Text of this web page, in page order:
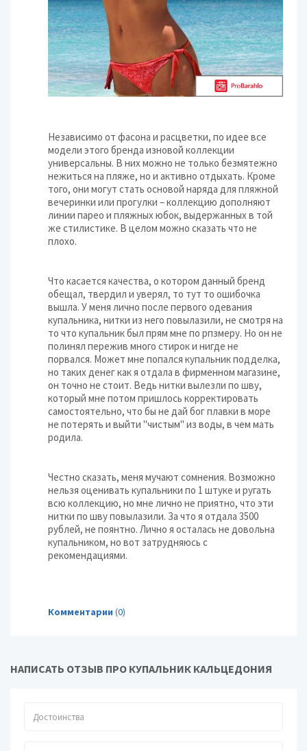
Независимо от фасона и расцветки, по идее все
модели этого бренда изновой коллекции
универсальны. В них можно не только безмятежно
нежиться на пляже, но и активно отдыхать. Кроме
того, они могут стать основой наряда для пляжной
вечеринки или прогулки – коллекцию дополняют
линии парео и пляжных юбок, выдержанных в той
же стилистике. В целом можно сказать что не
плохо.
Что касается качества, о котором данный бренд
обещал, твердил и уверял, то тут то ошибочка
вышла. У меня лично после первого одевания
купальника, нитки из него повылазили, не смотря на
то что купальник был прям мне по рпзмеру. Но он не
полинял пережив много стирок и нигде не
порвался. Может мне попался купальник подделка,
но таких денег как я отдала в фирменном магазине,
он точно не стоит. Ведь нитки вылезли по шву,
который мне потом пришлось корректировать
самостоятельно, что бы не дай бог плавки в море
не потерять и выйти "чистым" из воды, в чем мать
родила.
Честно сказать, меня мучают сомнения. Возможно
нельзя оценивать купальники по 1 штуке и ругать
всю коллекцию, но мне лично не приятно, что эти
нитки по шву повылазили. За что я отдала 3500
рублей, не поянтно. Лично я осталась не довольна
купальником, но вот затрудняюсь с
рекомендациями.
Комментарии (0)
НАПИСАТЬ ОТЗЫВ ПРО КУПАЛЬНИК КАЛЬЦЕДОНИЯ